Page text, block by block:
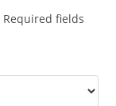
Required fields